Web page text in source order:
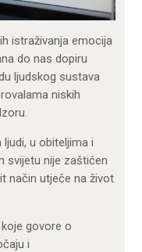
istraživanja emocija
do nas dopiru
ljudskog sustava
niskih
u obiteljima i
svijetu nije zaštićen
način utječe na život
govore o
i